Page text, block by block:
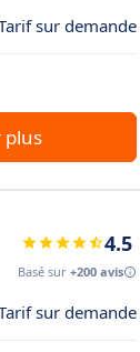
sur demande
plus
4.5
Basé sur +200 avis
sur demande